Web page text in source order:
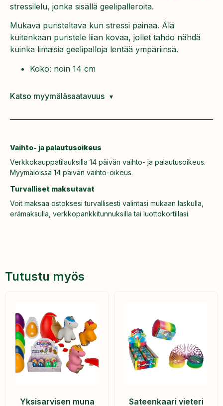
stressilelu, jonka sisällä geelipalleroita.
Mukava puristeltava kun stressi painaa. Älä
kuitenkaan puristele liian kovaa, jollet tahdo nähdä
kuinka limaisia geelipalloja lentää ympäriinsä.
Koko: noin 14 cm
Katso myymäläsaatavuus
Vaihto- ja palautusoikeus
Verkkokauppatilauksilla 14 päivän vaihto- ja palautusoikeus.
Myymälöissä 14 päivän vaihto-oikeus.
Turvalliset maksutavat
Voit maksaa ostoksesi turvallisesti valintasi mukaan laskulla,
erämaksulla, verkkopankkitunnuksilla tai luottokortillasi.
Tutustu myös
Yksisarvisen muna
Sateenkaari vieteri